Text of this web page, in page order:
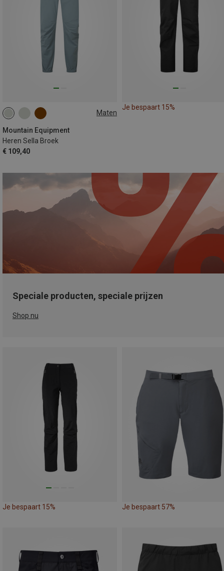
Maten
Mountain Equipment
Heren Sella Broek
€ 109,40
S M L
Je bespaart 15%
Speciale producten, speciale prijzen
Shop nu
Je bespaart 15% Je bespaart 57%